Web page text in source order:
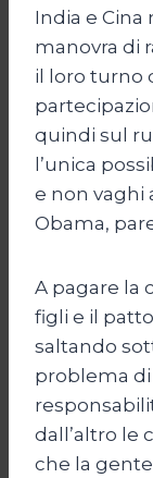
India e Cina
manovra di
il loro turno
quindi sul
l’unica
e non vaghi
Obama,
A pagare la
figli e il
saltando
problema di
dall’altro le
che la